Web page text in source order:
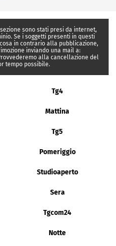
sono stati presi da internet,
Se i soggetti presenti in questi
in contrario alla pubblicazione,
inviando una mail a:
alla cancellazione del
tempo possibile.
Tg4
Mattina
Tg5
Pomeriggio
Studioaperto
Sera
Tgcom24
Notte